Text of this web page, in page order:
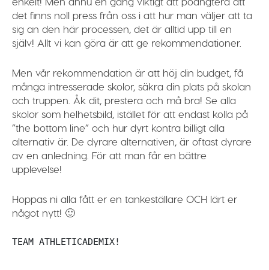
det finns noll press från oss i att hur man väljer att ta
sig an den här processen, det är alltid upp till en
själv! Allt vi kan göra är att ge rekommendationer.
Men vår rekommendation är att höj din budget, få
många intresserade skolor, säkra din plats på skolan
och truppen. Åk dit, prestera och må bra! Se alla
skolor som helhetsbild, istället för att endast kolla på
”the bottom line” och hur dyrt kontra billigt alla
alternativ är. De dyrare alternativen, är oftast dyrare
av en anledning. För att man får en bättre
upplevelse!
Hoppas ni alla fått er en tankeställare OCH lärt er
något nytt! 🙂
TEAM ATHLETICADEMIX!